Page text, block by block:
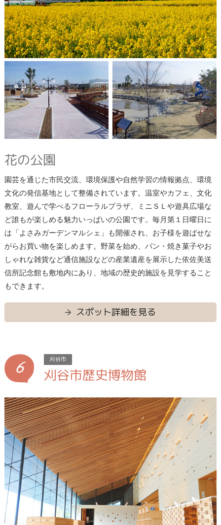
花の公園
園芸を通じた市民交流、環境保護や自然学習の情報拠点、環境
文化の発信基地として整備されています。温室やカフェ、文化
教室、遊んで学べるフローラルプラザ、ミニＳＬや遊具広場な
ど誰もが楽しめる魅力いっぱいの公園です。毎月第１日曜日に
は「よさみガーデンマルシェ」も開催され、お子様を遊ばせな
がらお買い物を楽しめます。野菜を始め、パン・焼き菓子やお
しゃれな雑貨など通信施設などの産業遺産を展示した依佐美送
信所記念館も敷地内にあり、地域の歴史的施設を見学すること
もできます。
スポット詳細を見る
刈谷市
刈谷市歴史博物館
6